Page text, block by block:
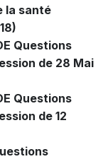
la santé
Questions
de 28 Mai
Questions
de 12